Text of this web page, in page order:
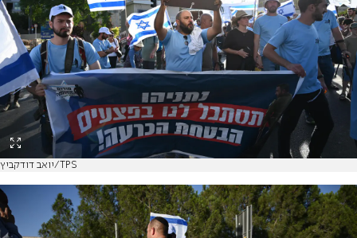
יואב דודקביץ/TPS